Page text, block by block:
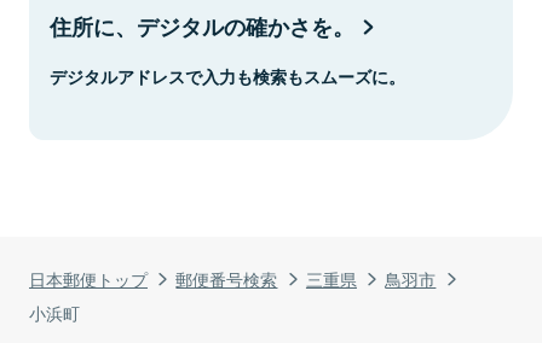
日本郵便トップ 郵便番号検索 三重県
鳥羽市
小浜町
住所に、デジタルの確かさを。
デジタルアドレスで入力も検索もスムーズに。